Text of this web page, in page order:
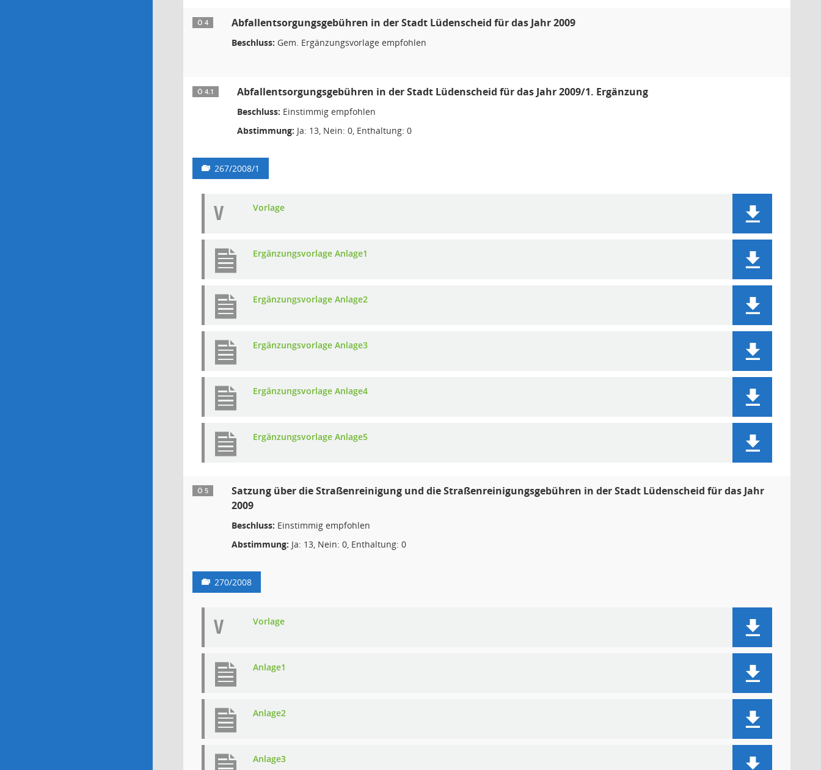
Ö 4 Abfallentsorgungsgebühren in der Stadt Lüdenscheid für das Jahr 2009
Beschluss: Gem. Ergänzungsvorlage empfohlen
Ö 4.1 Abfallentsorgungsgebühren in der Stadt Lüdenscheid für das Jahr 2009/1. Ergänzung
Beschluss: Einstimmig empfohlen
Abstimmung: Ja: 13, Nein: 0, Enthaltung: 0
267/2008/1
V Vorlage
Ergänzungsvorlage Anlage1
Ergänzungsvorlage Anlage2
Ergänzungsvorlage Anlage3
Ergänzungsvorlage Anlage4
Ergänzungsvorlage Anlage5
Ö 5
Satzung über die Straßenreinigung und die Straßenreinigungsgebühren in der Stadt Lüdenscheid für das Jahr
2009
Beschluss: Einstimmig empfohlen
Abstimmung: Ja: 13, Nein: 0, Enthaltung: 0
270/2008
V Vorlage
Anlage1
Anlage2
Anlage3